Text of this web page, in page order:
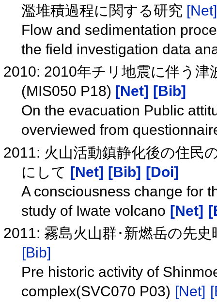
濫堆積過程に関する研究 [Net]
Flow and sedimentation
the field investigation data
2010: 2010年チリ地震に伴う
(MIS050 P18) [Net] [Bib]
On the evacuation Public
overviewed from
2011: 火山活動鎮静化後の住民
にして [Net] [Bib] [Doi]
A consciousness change for
study of Iwate volcano [Net]
2011: 霧島火山群･新燃岳の先
[Bib]
Pre historic activity of
complex(SVC070 P03) [Net]